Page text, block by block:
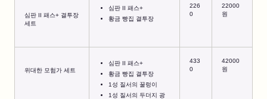
심판 II 패스+ 결투장
세트
심판 II 패스+
황금 빵집 결투장
226
0
22000
원
위대한 모험가 세트
심판 II 패스+
황금 빵집 결투장
1성 질서의 꿀렁이
1성 질서의 두더지 광
433
0
42000
원